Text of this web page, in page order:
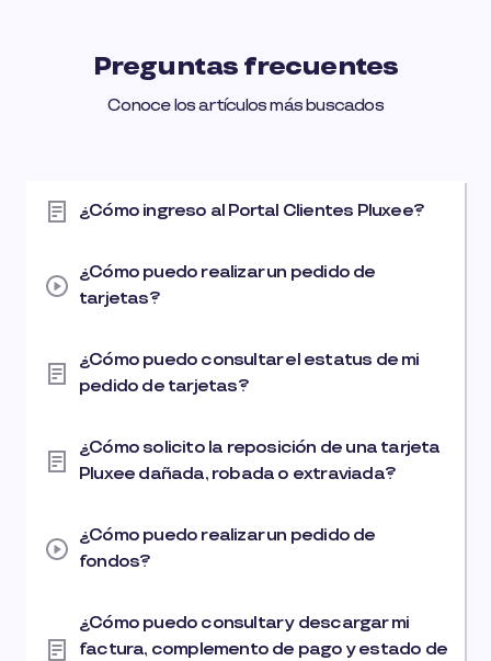
Preguntas frecuentes
Conoce los artículos más buscados
¿Cómo ingreso al Portal Clientes Pluxee?
¿Cómo puedo realizar un pedido de
tarjetas?
¿Cómo puedo consultar el estatus de mi
pedido de tarjetas?
¿Cómo solicito la reposición de una tarjeta
Pluxee dañada, robada o extraviada?
¿Cómo puedo realizar un pedido de
fondos?
¿Cómo puedo consultar y descargar mi
factura, complemento de pago y estado de